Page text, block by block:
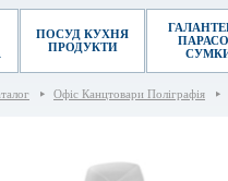
ПОСУД КУХНЯ
ПРОДУКТИ
Офіс Канцтовари Поліграфія